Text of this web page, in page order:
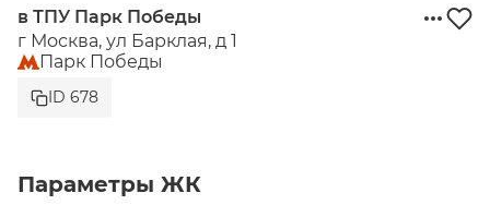
в ТПУ Парк Победы
г Москва, ул Барклая, д 1
Парк Победы
ID 678
Параметры ЖК